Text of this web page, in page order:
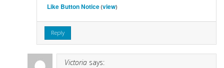
Like Button Notice(view)
Reply
Victoria says: